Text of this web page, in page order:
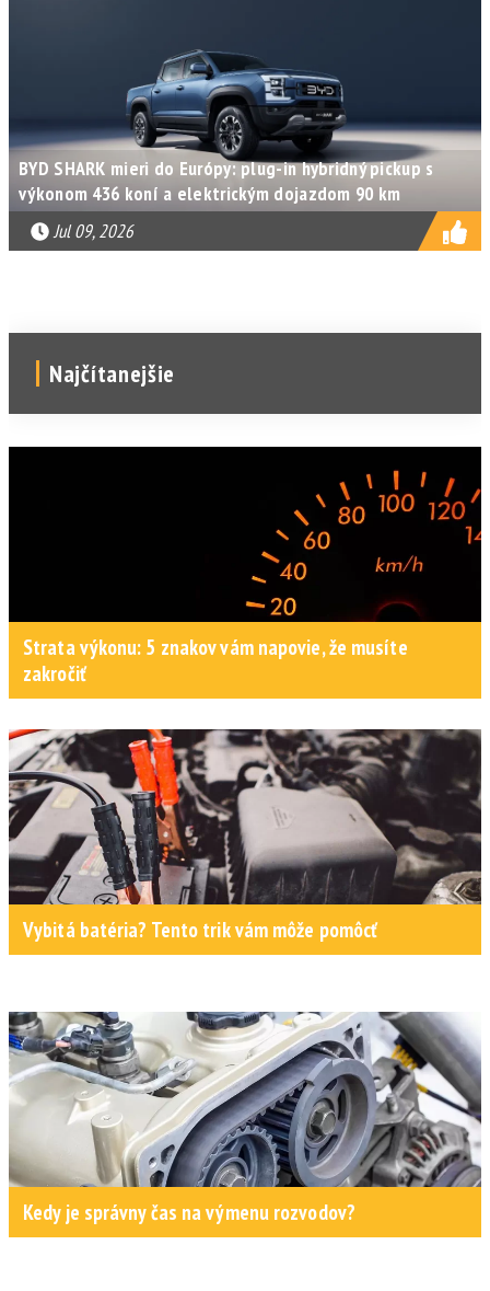
BYD SHARK mieri do Európy: plug-in hybridný pickup s
výkonom 436 koní a elektrickým dojazdom 90 km
Jul 09, 2026
Najčítanejšie
Strata výkonu: 5 znakov vám napovie, že musíte
zakročiť
Vybitá batéria? Tento trik vám môže pomôcť
Kedy je správny čas na výmenu rozvodov?